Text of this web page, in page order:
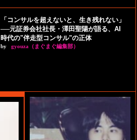
「コンサルを超えないと、生き残れない」
──元証券会社社長・澤田聖陽が語る、AI
時代の"伴走型コンサル"の正体
by gyouza（まぐまぐ編集部）